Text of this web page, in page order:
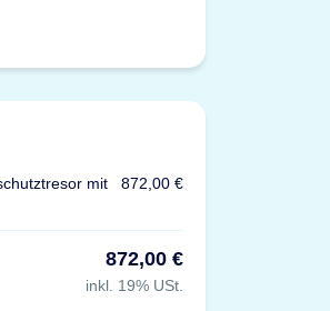
mit
872,00 €
872,00 €
inkl. 19% USt.